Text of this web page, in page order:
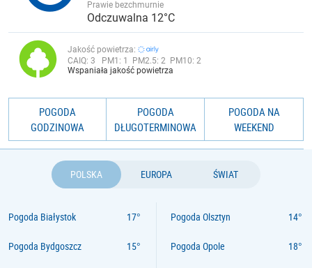
Prawie bezchmurnie
Odczuwalna 12°C
Jakość powietrza:
CAIQ: 3 PM1: 1 PM2.5: 2 PM10: 2
Wspaniała jakość powietrza
POGODA
GODZINOWA
POGODA
DŁUGOTERMINOWA
POGODA NA
WEEKEND
POLSKA EUROPA ŚWIAT
Pogoda Białystok
Pogoda Bydgoszcz
Pogoda Olsztyn
Pogoda Opole